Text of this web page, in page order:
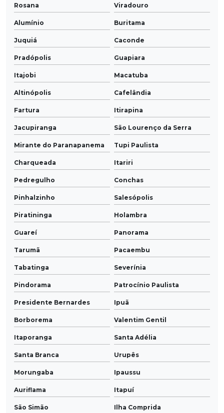
Rosana Viradouro
Alumínio Buritama
Juquiá Caconde
Pradópolis Guapiara
Itajobi Macatuba
Altinópolis Cafelândia
Fartura Itirapina
Jacupiranga São Lourenço da Serra
Mirante do Paranapanema Tupi Paulista
Charqueada Itariri
Pedregulho Conchas
Pinhalzinho Salesópolis
Piratininga Holambra
Guareí Panorama
Tarumã Pacaembu
Tabatinga Severínia
Pindorama Patrocínio Paulista
Presidente Bernardes Ipuã
Borborema Valentim Gentil
Itaporanga Santa Adélia
Santa Branca Urupês
Morungaba Ipaussu
Auriflama Itapuí
São Simão Ilha Comprida